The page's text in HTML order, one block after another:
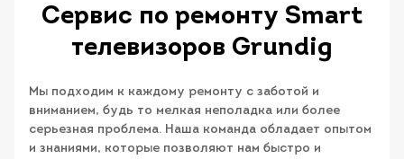
Сервис по ремонту Smart
телевизоров Grundig
Мы подходим к каждому ремонту с заботой и
вниманием, будь то мелкая неполадка или более
серьезная проблема. Наша команда обладает опытом
и знаниями, которые позволяют нам быстро и